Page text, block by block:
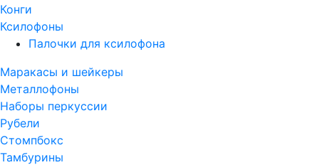
Конги
Ксилофоны
Палочки для ксилофона
Маракасы и шейкеры
Металлофоны
Наборы перкуссии
Рубели
Стомпбокс
Тамбурины